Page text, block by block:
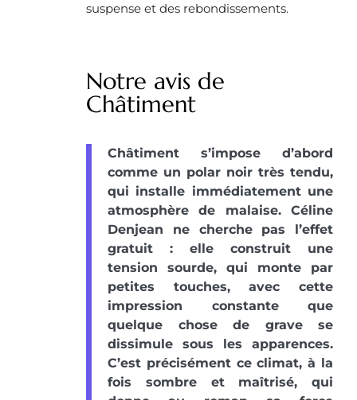
suspense et des rebondissements.
Notre avis de
Châtiment
Châtiment s’impose d’abord
comme un polar noir très tendu,
qui installe immédiatement une
atmosphère de malaise. Céline
Denjean ne cherche pas l’effet
gratuit : elle construit une
tension sourde, qui monte par
petites touches, avec cette
impression constante que
quelque chose de grave se
dissimule sous les apparences.
C’est précisément ce climat, à la
fois sombre et maîtrisé, qui